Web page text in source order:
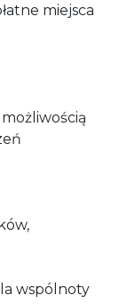
miejsca
wspólnoty